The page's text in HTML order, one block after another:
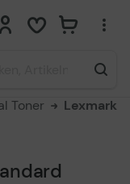
0 0
Toner Lexmark